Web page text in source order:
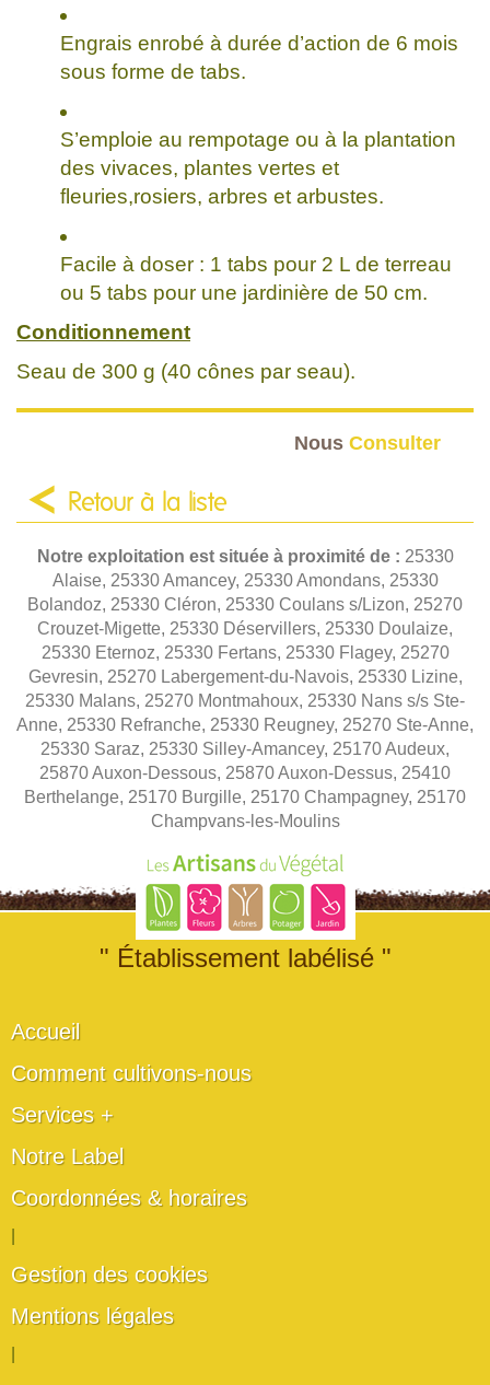
Engrais enrobé à durée d’action de 6 mois
sous forme de tabs.
S’emploie au rempotage ou à la plantation
des vivaces, plantes vertes et
fleuries,rosiers, arbres et arbustes.
Facile à doser : 1 tabs pour 2 L de terreau
ou 5 tabs pour une jardinière de 50 cm.
Conditionnement
Seau de 300 g (40 cônes par seau).
Nous Consulter
Retour à la liste
Notre exploitation est située à proximité de : 25330
Alaise, 25330 Amancey, 25330 Amondans, 25330
Bolandoz, 25330 Cléron, 25330 Coulans s/Lizon, 25270
Crouzet-Migette, 25330 Déservillers, 25330 Doulaize,
25330 Eternoz, 25330 Fertans, 25330 Flagey, 25270
Gevresin, 25270 Labergement-du-Navois, 25330 Lizine,
25330 Malans, 25270 Montmahoux, 25330 Nans s/s Ste-
Anne, 25330 Refranche, 25330 Reugney, 25270 Ste-Anne,
25330 Saraz, 25330 Silley-Amancey, 25170 Audeux,
25870 Auxon-Dessous, 25870 Auxon-Dessus, 25410
Berthelange, 25170 Burgille, 25170 Champagney, 25170
Champvans-les-Moulins
" Établissement labélisé "
Accueil
Comment cultivons-nous
Services +
Notre Label
Coordonnées & horaires
Gestion des cookies
Mentions légales